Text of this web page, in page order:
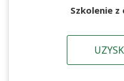
Szkolenie z